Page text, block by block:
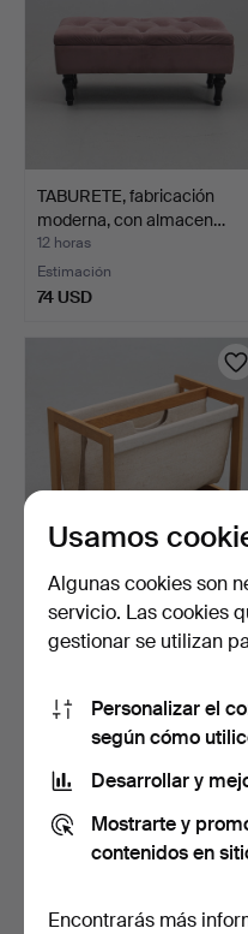
TABURETE, fabricación
moderna, con almacen…
12 horas
Estimación
74 USD
AKSEL KJERSGAARD.
Revistero, años 60, Dina…
6 días
43 USD
Usamos
Algunas cookies son
servicio. Las cookies
gestionar se utilizan
Personalizar el
según cómo
Desarrollar y
Mostrarte y
contenidos en
Encontrarás más